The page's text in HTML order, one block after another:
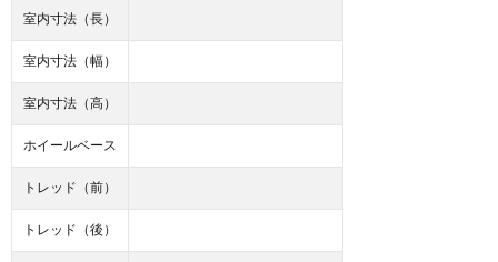
室内寸法（長）
室内寸法（幅）
室内寸法（高）
ホイールベース
トレッド（前）
トレッド（後）